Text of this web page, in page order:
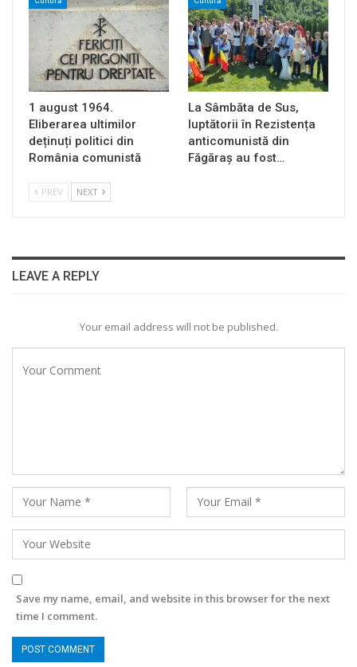
1 august 1964.
Eliberarea ultimilor
deținuți politici din
România comunistă
La Sâmbăta de Sus,
luptătorii în Rezistența
anticomunistă din
Făgăraș au fost…
PREV NEXT
LEAVE A REPLY
Your email address will not be published.
Save my name, email, and website in this browser for the next
time I comment.